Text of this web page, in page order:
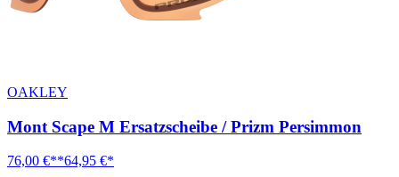
OAKLEY
Mont Scape M Ersatzscheibe / Prizm Persimmon
76,00 €**64,95 €*